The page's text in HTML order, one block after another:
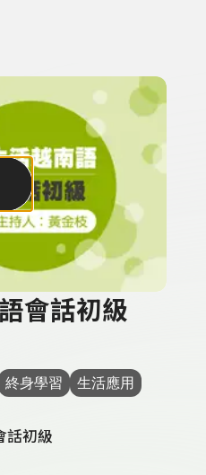
、主持人或關鍵字
會話初級
終身學習
生活應用
話初級